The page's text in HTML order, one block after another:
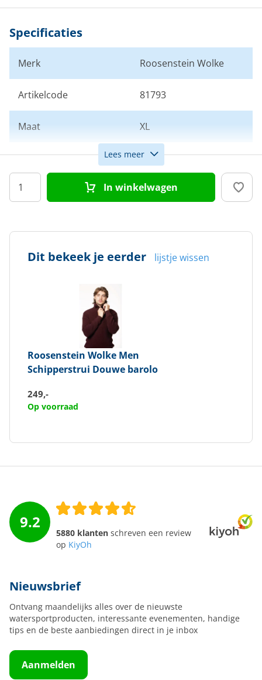
Specificaties
Merk Roosenstein Wolke
Artikelcode 81793
Maat XL
Kleur Rood
Doelgroep Heren
Lees meer
In winkelwagen
Dit bekeek je eerder lijstje wissen
Roosenstein Wolke Men
Schipperstrui Douwe barolo
249,-
Op voorraad
9.2
5880 klanten schreven een review
op KiyOh
Nieuwsbrief
Ontvang maandelijks alles over de nieuwste
watersportproducten, interessante evenementen, handige
tips en de beste aanbiedingen direct in je inbox
Aanmelden